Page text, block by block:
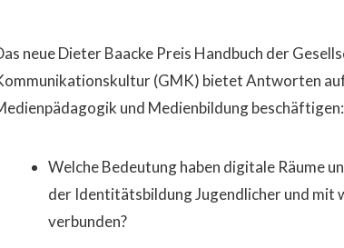
neue Dieter Baacke Preis Handbuch der
(GMK) bietet Antworten
und Medienbildung beschäftigen:
Welche Bedeutung haben digitale Räume
der Identitätsbildung Jugendlicher und mit
verbunden?